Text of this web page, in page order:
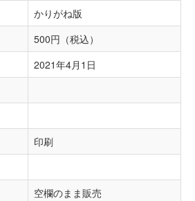
かりがね版
500円（税込）
2021年4月1日
印刷
空欄のまま販売